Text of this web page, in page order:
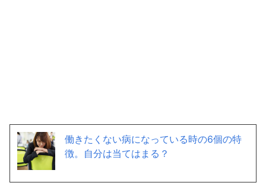
働きたくない病になっている時の6個の特
徴。自分は当てはまる？